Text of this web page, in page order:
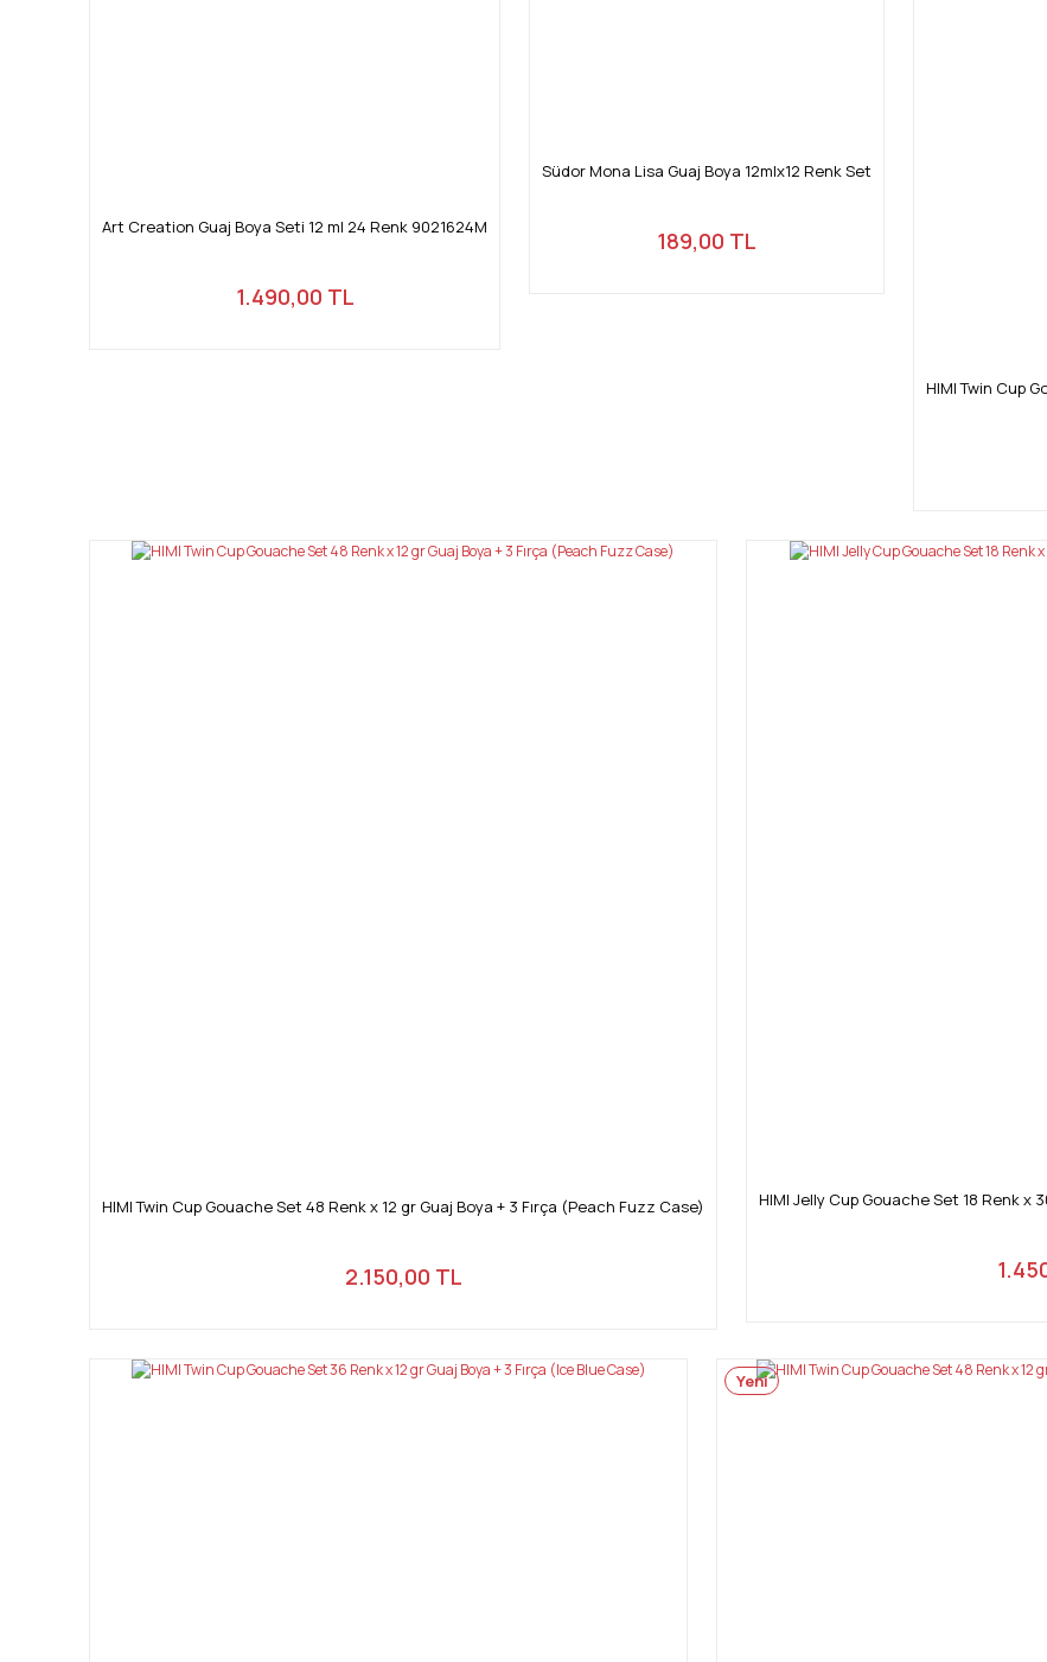
Art Creation Guaj Boya Seti 12 ml 24 Renk 9021624M
1.490,00 TL
Südor Mona Lisa Guaj Boya 12mlx12 Renk Set
189,00 TL
HIMI Twin Cup
HIMI Twin Cup Gouache Set 48 Renk x 12 gr Guaj Boya + 3 Fırça (Peach Fuzz Case)
2.150,00 TL
HIMI Jelly Cup Gouache Set 18 Renk x
Yeni